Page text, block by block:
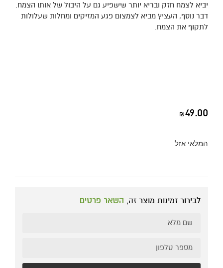
יביא לצמח חזק ובריא יותר שישפיע גם על היבול של אותו הצמח.
דבר נוסף, העציץ מביא לצמצום פגע המזיקים ומחלות שעלולות
לתקוף את הצמח.
₪49.00
המלאי אזל
לבירור זמינות מוצר זה, השאר פרטים